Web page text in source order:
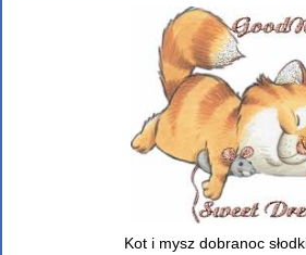
Kot i mysz dobranoc